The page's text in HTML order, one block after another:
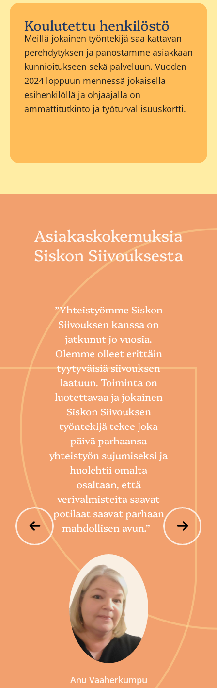
Koulutettu henkilöstö
Meillä jokainen työntekijä saa kattavan
perehdytyksen ja panostamme asiakkaan
kunnioitukseen sekä palveluun. Vuoden
2024 loppuun mennessä jokaisella
esihenkilöllä ja ohjaajalla on
ammattitutkinto ja työturvallisuuskortti.
Asiakaskokemuksia
Siskon Siivouksesta
”Yhteistyömme Siskon
Siivouksen kanssa on
jatkunut jo vuosia.
Olemme olleet erittäin
tyytyväisiä siivouksen
laatuun. Toiminta on
luotettavaa ja jokainen
Siskon Siivouksen
työntekijä tekee joka
päivä parhaansa
yhteistyön sujumiseksi ja
huolehtii omalta
osaltaan, että
verivalmisteita saavat
potilaat saavat parhaan
mahdollisen avun.”
Anu Vaaherkumpu